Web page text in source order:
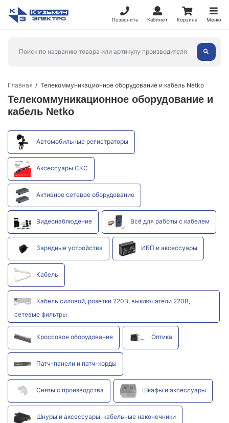
Позвонить Кабинет Корзина Меню
Главная Телекоммуникационное оборудование и кабель Netko
Телекоммуникационное оборудование и
кабель Netko
Автомобильные регистраторы
Аксессуары СКС
Активное сетевое оборудование
Видеонаблюдение Всё для работы с кабелем
Зарядные устройства ИБП и аксессуары
Кабель
Кабель силовой, розетки 220В, выключатели 220В,
сетевые фильтры
Кроссовое оборудование Оптика
Патч-панели и патч-корды
Сняты с производства Шкафы и аксессуары
Шнуры и аксессуары, кабельные наконечники